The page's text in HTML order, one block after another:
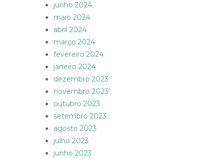
junho 2024
maio 2024
abril 2024
março 2024
fevereiro 2024
janeiro 2024
dezembro 2023
novembro 2023
outubro 2023
setembro 2023
agosto 2023
julho 2023
junho 2023